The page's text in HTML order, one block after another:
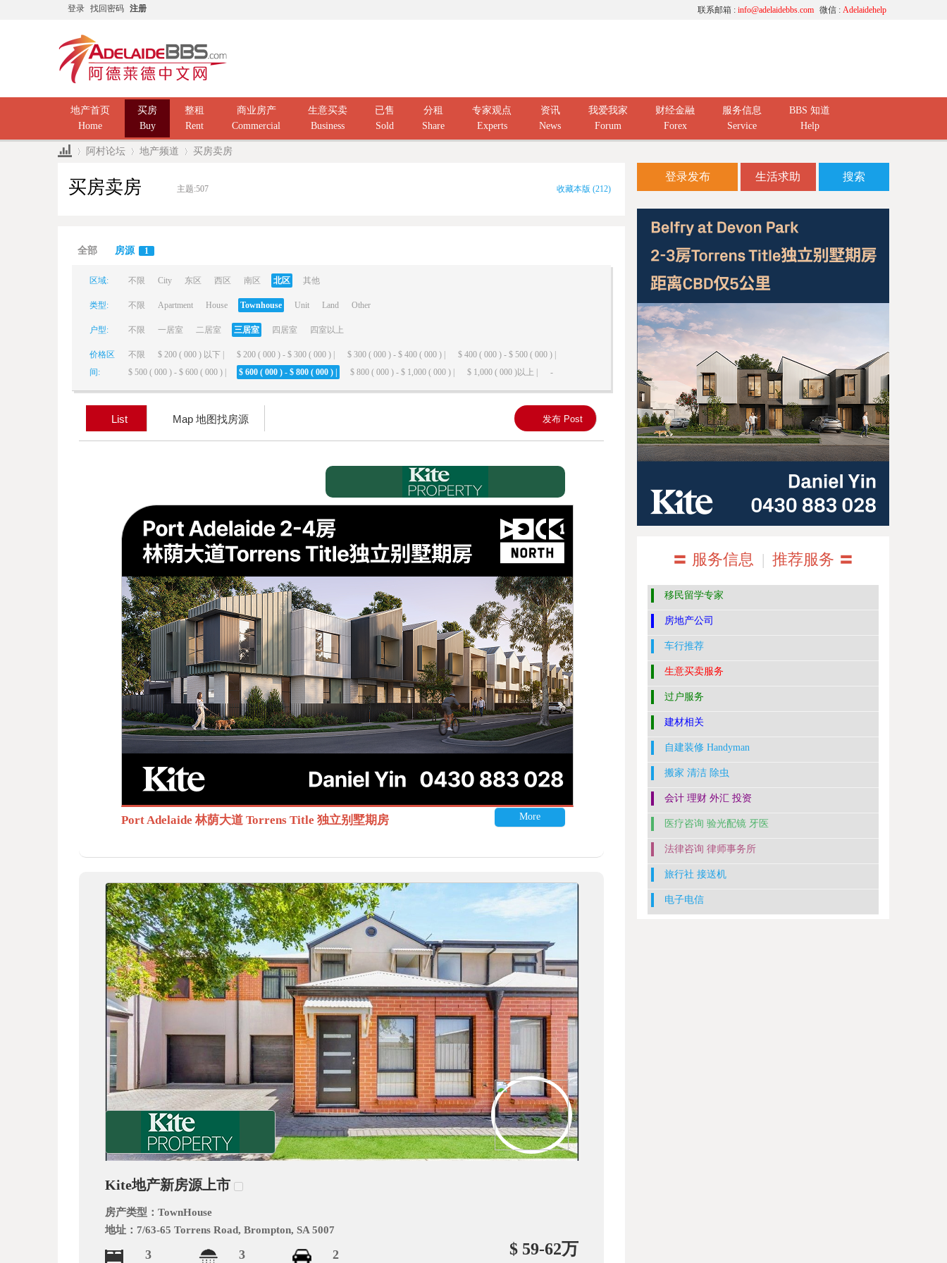
登录 找回密码 注册 微信 : Adelaidehelp
联系邮箱 : info@adelaidebbs.com
地产首页
Home
买房
Buy
整租
Rent
商业房产
Commercial
生意买卖
Business
已售
Sold
分租
Share
专家观点
Experts
资讯
News
我爱我家
Forum
财经金融
Forex
服务信息
Service
BBS 知道
Help
阿村论坛 地产频道 买房卖房
买房卖房 主题:507 收藏本版 (212)
全部 房源 1
区域: 不限 City 东区 西区 南区 北区 其他
类型: 不限 Apartment House Townhouse Unit Land Other
户型: 不限 一居室 二居室 三居室 四居室 四室以上
价格区
间:
不限 $ 200 ( 000 ) 以下 | $ 200 ( 000 ) - $ 300 ( 000 ) | $ 300 ( 000 ) - $ 400 ( 000 ) |
$ 400 ( 000 ) - $ 500 ( 000 ) |
$ 500 ( 000 ) - $ 600 ( 000 ) |
$ 600 ( 000 ) - $ 800 ( 000 ) | $ 800 ( 000 ) - $ 1,000 ( 000 ) | $ 1,000 ( 000 )以上 | -
List Map 地图找房源 发布 Post
Port Adelaide 林荫大道 Torrens Title 独立别墅期房 More
Kite地产新房源上市
房产类型：TownHouse
地址： 7/63-65 Torrens Road, Brompton, SA 5007
3 3 2 $ 59-62万
登录发布 生活求助 搜索
〓 服务信息 | 推荐服务 〓
移民留学专家
房地产公司
车行推荐
生意买卖服务
过户服务
建材相关
自建装修 Handyman
搬家 清洁 除虫
会计 理财 外汇 投资
医疗咨询 验光配镜 牙医
法律咨询 律师事务所
旅行社 接送机
电子电信